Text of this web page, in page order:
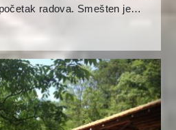
radova. Smešten je…